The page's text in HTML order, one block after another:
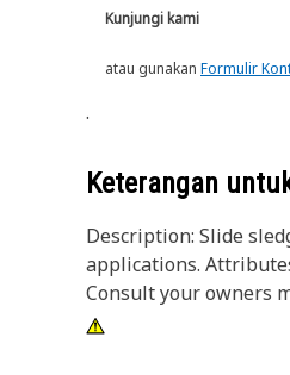
Kunjungi kami
atau gunakan Formulir
.
Keterangan
Description: Slide
applications.
Consult your owners